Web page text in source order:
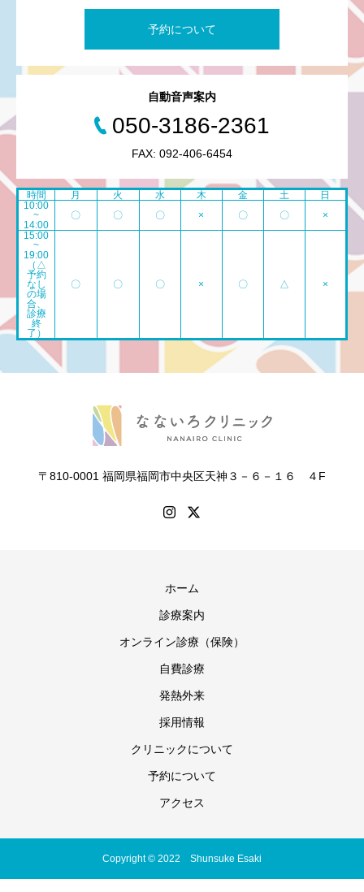
予約について
自動音声案内
050-3186-2361
FAX: 092-406-6454
時間 月 火 水 木 金 土
日
10:00
~
14:00
〇 〇 〇 × 〇 〇
×
15:00
~
19:00
（△
予約
なし
の場
合、
診療
終
了）
〇 〇 〇 × 〇 △ ×
〒810-0001 福岡県福岡市中央区天神３－６－１６ ４F
ホーム
診療案内
オンライン診療（保険）
自費診療
発熱外来
採用情報
クリニックについて
予約について
アクセス
Copyright © 2022 Shunsuke Esaki